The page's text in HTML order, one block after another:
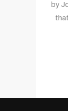
by